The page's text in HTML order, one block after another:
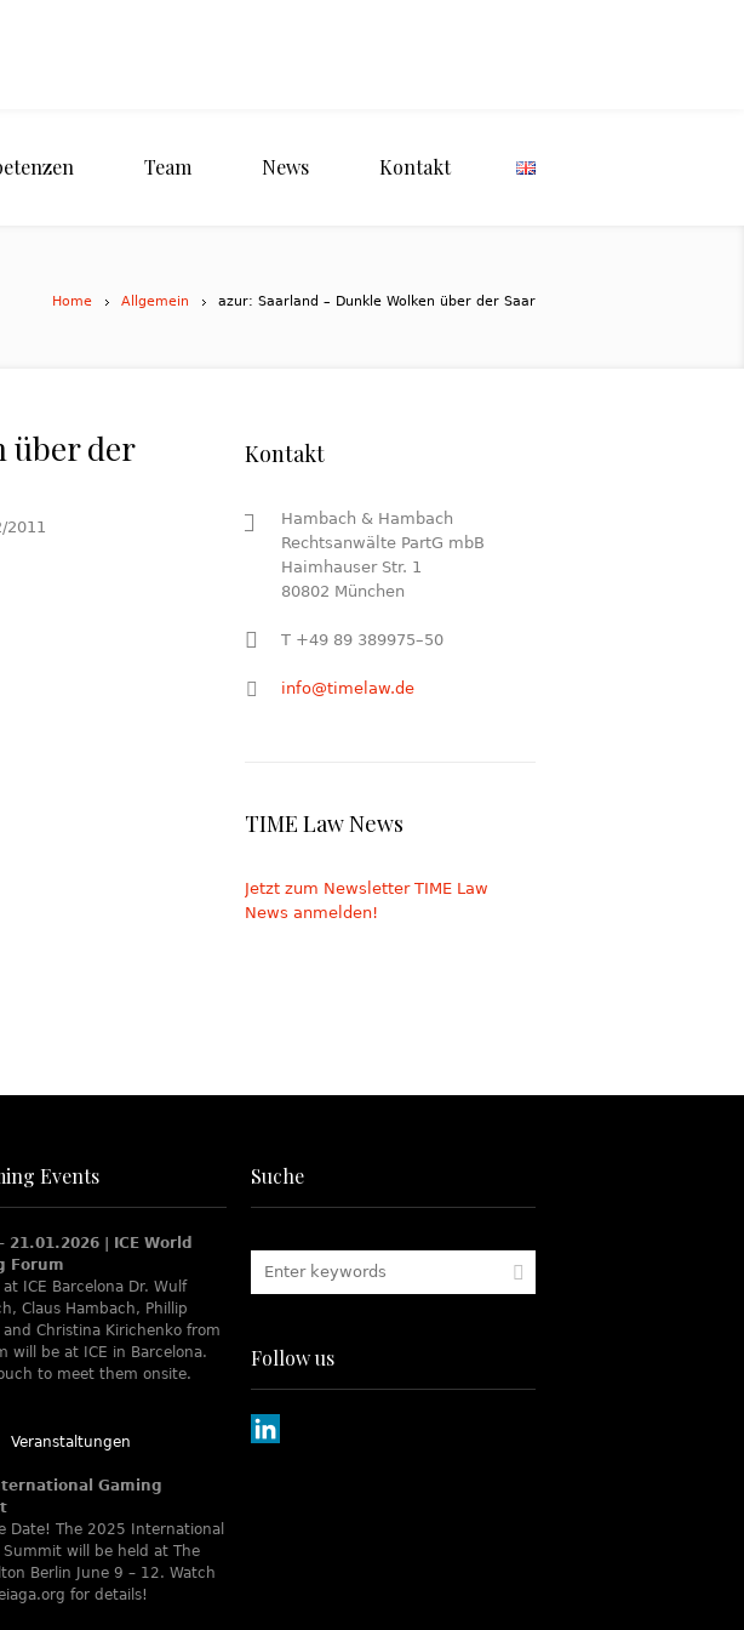
Team News Kontakt
Home Allgemein azur: Saarland – Dunkle Wolken über der Saar
über der
2011
Kontakt
Hambach & Hambach
Rechtsanwälte PartG mbB
Haimhauser Str. 1
80802 München
T +49 89 389975–50
info@timelaw.de
TIME Law News
Jetzt zum Newsletter TIME Law
News anmelden!
Events
21.01.2026 | ICE World
Forum
at ICE Barcelona Dr. Wulf
Claus Hambach, Phillip
and Christina Kirichenko from
will be at ICE in Barcelona.
to meet them onsite.
Veranstaltungen
Gaming
Date! The 2025 International
Summit will be held at The
Berlin June 9 – 12. Watch
for details!
Suche
Follow us